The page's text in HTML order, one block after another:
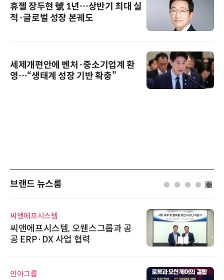
휴젤 장두현 號 1년…상반기 최대 실
적·글로벌 성장 본궤도
세제개편안에 벤처·중소기업계 환
영…“생태계 성장 기반 확충”
브랜드 뉴스룸
씨앤에프시스템
씨앤에프시스템, 오웬스그룹과 공
공 ERP·DX 사업 협력
인아그룹